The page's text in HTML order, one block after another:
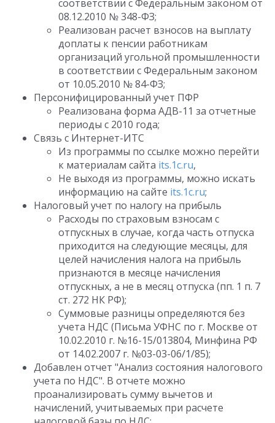
соответствии с Федеральным законом от
08.12.2010 № 348-ФЗ;
Реализован расчет взносов на выплату
доплаты к пенсии работникам
организаций угольной промышленности
в соответствии с Федеральным законом
от 10.05.2010 № 84-ФЗ;
Персонифицированный учет ПФР
Реализована форма АДВ-11 за отчетные
периоды с 2010 года;
Связь с Интернет-ИТС
Из программы по ссылке можно перейти
к материалам сайта its.1c.ru,
Не выходя из программы, можно искать
информацию на сайте its.1c.ru;
Налоговый учет по налогу на прибыль
Расходы по страховым взносам с
отпускных в случае, когда часть отпуска
приходится на следующие месяцы, для
целей начисления налога на прибыль
признаются в месяце начисления
отпускных, а не в месяц отпуска (пп. 1 п. 7
ст. 272 НК РФ);
Суммовые разницы определяются без
учета НДС (Письма УФНС по г. Москве от
10.02.2010 г. №16-15/013804, Минфина РФ
от 14.02.2007 г. №03-03-06/1/85);
Добавлен отчет "Анализ состояния налогового
учета по НДС". В отчете можно
проанализировать сумму вычетов и
начислений, учитываемых при расчете